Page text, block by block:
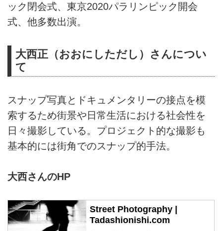
ック閉会式、東京2020パラリンピック開会
式、他多数出演。
大西正（おおにしただし）さんについ
て
スナップ写真とドキュメンタリーの接点を模
索するため街景や日常生活における社会性を
日々撮影している。プロジェクト的な撮影も
基本的には街角でのスナップ的手法。
大西さんのHP
Street Photography |
Tadashionishi.com